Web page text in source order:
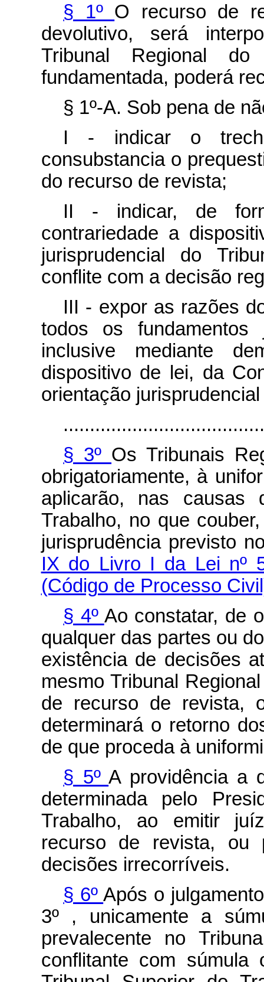
§ 1º O recurso de
devolutivo, será
Tribunal Regional
fundamentada, poderá
§ 1º-A. Sob pena de
I - indicar o
consubstancia o
do recurso de revista;
II - indicar, de
contrariedade a
jurisprudencial do
conflite com a decisão
III - expor as razões
todos os fundamentos
inclusive mediante
dispositivo de lei, da
orientação
§ 3º Os Tribunais
obrigatoriamente, à
aplicarão, nas causas
Trabalho, no que
jurisprudência previsto
IX do Livro I da Lei nº
(Código de Processo
§ 4º Ao constatar, de
qualquer das partes ou
existência de decisões
mesmo Tribunal
de recurso de revista,
determinará o retorno
de que proceda à
§ 5ºA providência a
determinada pelo
Trabalho, ao emitir
recurso de revista, ou
decisões irrecorríveis.
§ 6ºApós o
3º , unicamente a
prevalecente no
conflitante com súmula